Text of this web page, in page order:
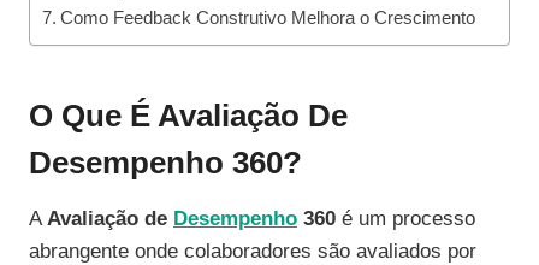
Como Feedback Construtivo Melhora o Crescimento
O Que É Avaliação De
Desempenho 360?
AAvaliação de Desempenho 360 é um processo
abrangente onde colaboradores são avaliados por